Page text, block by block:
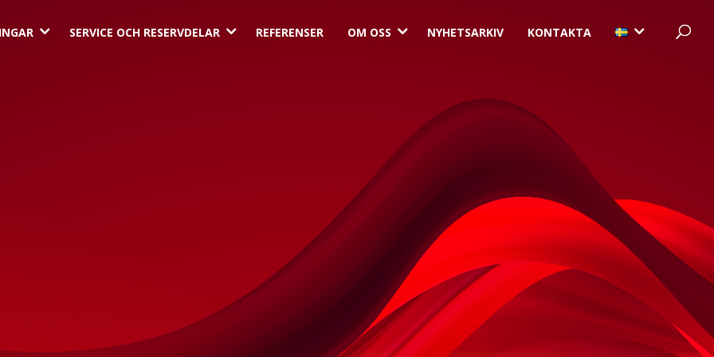
3 SERVICE OCH RESERVDELAR 3 REFERENSER OM OSS 3 NYHETSARKIV KONTAKTA 3